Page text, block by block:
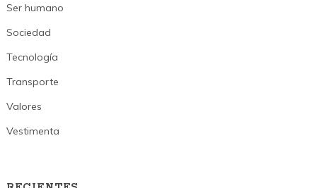
Ser humano
Sociedad
Tecnología
Transporte
Valores
Vestimenta